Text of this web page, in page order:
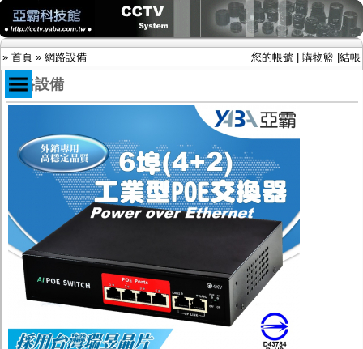
» 首頁 » 網路設備 您的帳號 購物籃 結帳
商品目錄
限時促銷特惠專案
IP網路攝影機及錄放影機
AHD DVR數位錄放影機
AHD半球型(適用屋內)
AHD中小型紅外線攝影機(適用騎樓、室內外)
AHD防護罩型攝影機(適用屋外，紅外線照射
距離遠）
AHD特殊功能型攝影機
旋轉型攝影機.旋轉台
傳統高解析攝影機
鏡頭
防護罩及支架
網路設備